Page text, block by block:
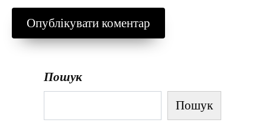
Пошук
Пошук